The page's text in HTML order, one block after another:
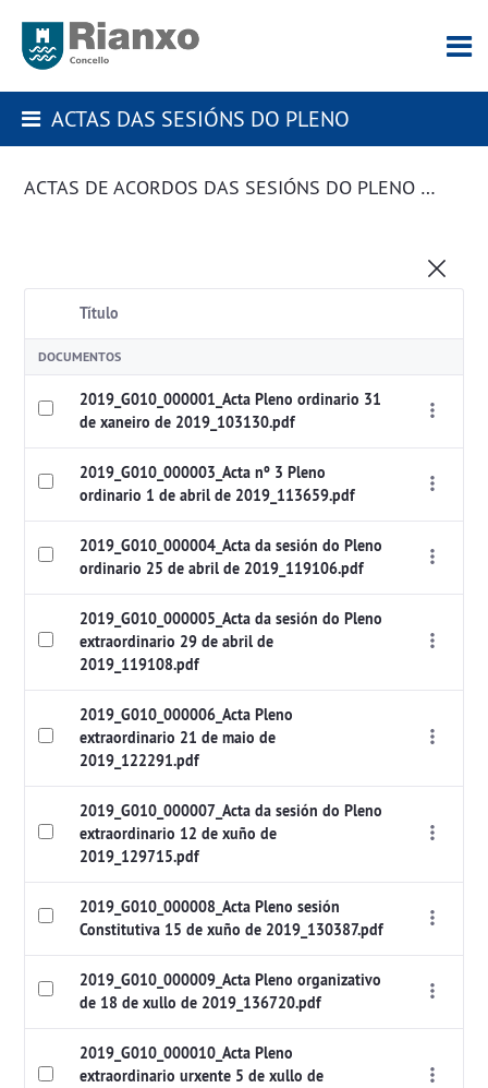
ACTAS DAS SESIÓNS DO PLENO
ACTAS DE ACORDOS DAS SESIÓNS DO PLENO DA CORPORACIÓN
Título
DOCUMENTOS
2019_G010_000001_Acta Pleno ordinario 31
de xaneiro de 2019_103130.pdf
2019_G010_000003_Acta nº 3 Pleno
ordinario 1 de abril de 2019_113659.pdf
2019_G010_000004_Acta da sesión do Pleno
ordinario 25 de abril de 2019_119106.pdf
2019_G010_000005_Acta da sesión do Pleno
extraordinario 29 de abril de
2019_119108.pdf
2019_G010_000006_Acta Pleno
extraordinario 21 de maio de
2019_122291.pdf
2019_G010_000007_Acta da sesión do Pleno
extraordinario 12 de xuño de
2019_129715.pdf
2019_G010_000008_Acta Pleno sesión
Constitutiva 15 de xuño de 2019_130387.pdf
2019_G010_000009_Acta Pleno organizativo
de 18 de xullo de 2019_136720.pdf
2019_G010_000010_Acta Pleno
extraordinario urxente 5 de xullo de